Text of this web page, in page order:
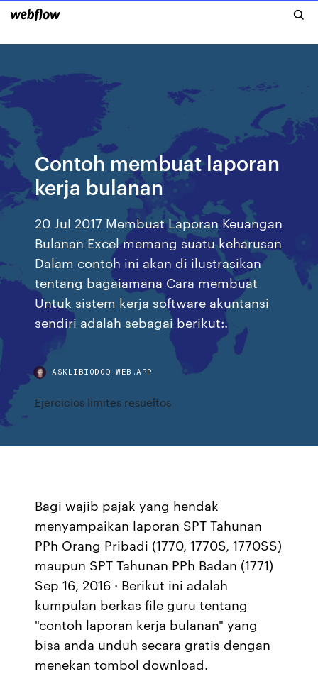
Contoh membuat laporan
kerja bulanan
20 Jul 2017 Membuat Laporan Keuangan
Bulanan Excel memang suatu keharusan
Dalam contoh ini akan di ilustrasikan
tentang bagaiamana Cara membuat
Untuk sistem kerja software akuntansi
sendiri adalah sebagai berikut:.
ASKLIBIODOQ.WEB.APP
Ejercicios limites resueltos
Bagi wajib pajak yang hendak
menyampaikan laporan SPT Tahunan
PPh Orang Pribadi (1770, 1770S, 1770SS)
maupun SPT Tahunan PPh Badan (1771)
Sep 16, 2016 · Berikut ini adalah
kumpulan berkas file guru tentang
"contoh laporan kerja bulanan" yang
bisa anda unduh secara gratis dengan
menekan tombol download.